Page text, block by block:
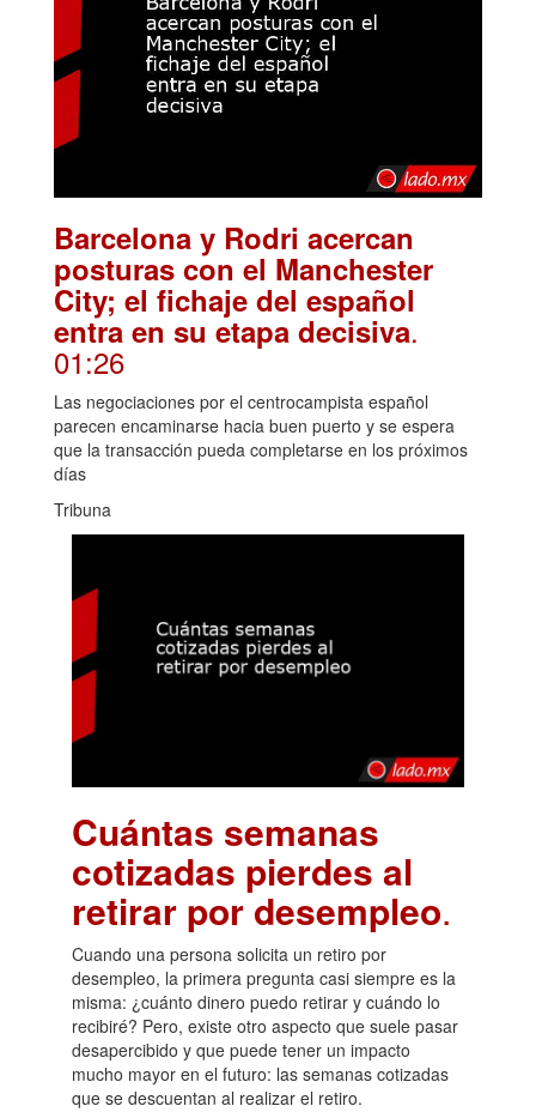
Barcelona y Rodri acercan
posturas con el Manchester
City; el fichaje del español
entra en su etapa decisiva.
01:26
Las negociaciones por el centrocampista español
parecen encaminarse hacia buen puerto y se espera
que la transacción pueda completarse en los próximos
días
Tribuna
Cuántas semanas
cotizadas pierdes al
retirar por desempleo.
Cuando una persona solicita un retiro por
desempleo, la primera pregunta casi siempre es la
misma: ¿cuánto dinero puedo retirar y cuándo lo
recibiré? Pero, existe otro aspecto que suele pasar
desapercibido y que puede tener un impacto
mucho mayor en el futuro: las semanas cotizadas
que se descuentan al realizar el retiro.